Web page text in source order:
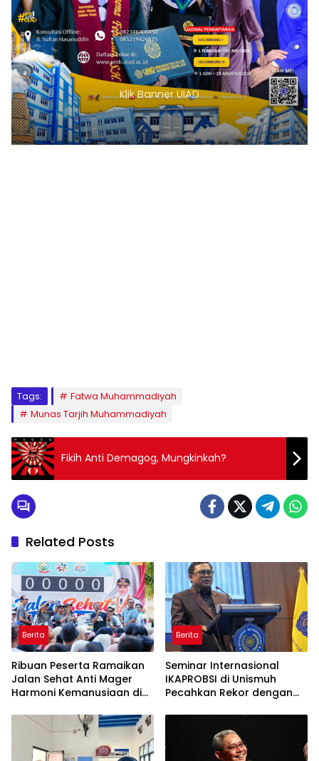
Klik Banner UIAD
Tags:
Fatwa Muhammadiyah
Munas Tarjih Muhammadiyah
Fikih Anti Demagog, Mungkinkah?
Related Posts
Berita
Ribuan Peserta Ramaikan
Jalan Sehat Anti Mager
Harmoni Kemanusiaan di
Berita
Seminar Internasional
IKAPROBSI di Unismuh
Pecahkan Rekor dengan